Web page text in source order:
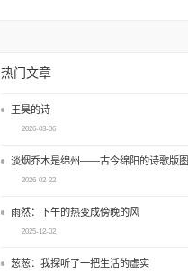
热门文章
王昊的诗
2026-03-06
淡烟乔木是绵州——古今绵阳的诗歌版图
2026-02-22
雨然：下午的热变成傍晚的风
2025-12-02
葱葱：我探听了一把生活的虚实